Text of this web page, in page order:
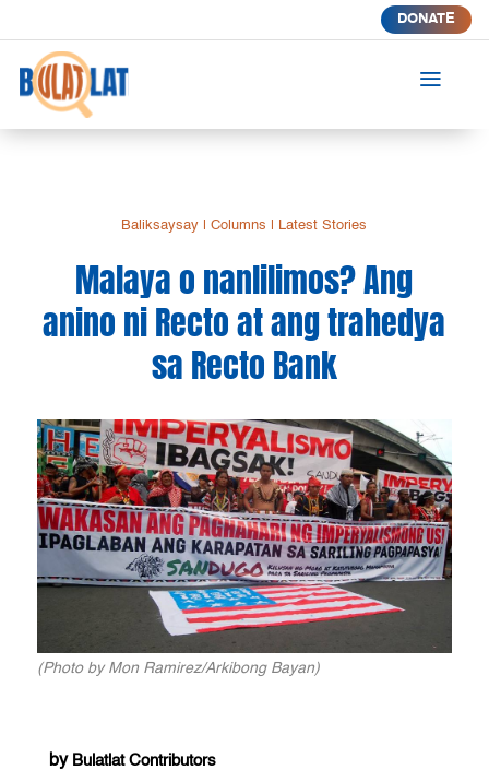
DONATE
a
Baliksaysay |Columns Latest Stories
Malaya o nanlilimos? Ang
anino ni Recto at ang trahedya
sa Recto Bank
(Photo by Mon Ramirez/Arkibong Bayan)
by Bulatlat Contributors